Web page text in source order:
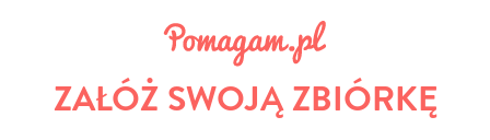
ZAŁÓŻ SWOJĄ ZBIÓRKĘ